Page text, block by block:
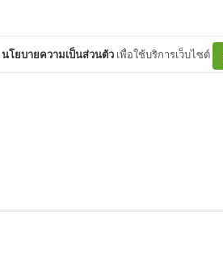
นโยบายความเป็นส่วนตัว เพื่อใช้บริการเว็บไซต์